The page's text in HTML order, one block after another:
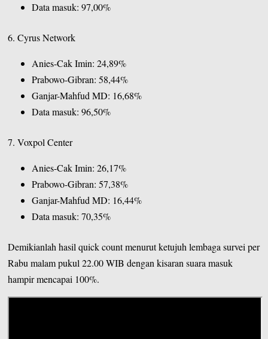
Data masuk: 97,00%
6. Cyrus Network
Anies-Cak Imin: 24,89%
Prabowo-Gibran: 58,44%
Ganjar-Mahfud MD: 16,68%
Data masuk: 96,50%
7. Voxpol Center
Anies-Cak Imin: 26,17%
Prabowo-Gibran: 57,38%
Ganjar-Mahfud MD: 16,44%
Data masuk: 70,35%
Demikianlah hasil quick count menurut ketujuh lembaga survei per
Rabu malam pukul 22.00 WIB dengan kisaran suara masuk
hampir mencapai 100%.